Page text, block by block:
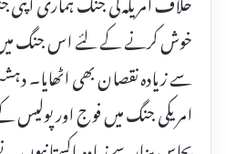
خوش کرنے کے لئے اس جنگ
سے زیادہ نقصان بھی
امریکی جنگ میں فوج اور